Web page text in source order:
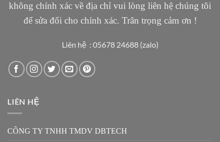
không chính xác về địa chỉ vui lòng liên hệ chúng tôi
để sửa đổi cho chính xác. Trân trọng cảm ơn !
Liên hệ : 05678 24688 (zalo)
LIÊN HỆ
CÔNG TY TNHH TMDV DBTECH